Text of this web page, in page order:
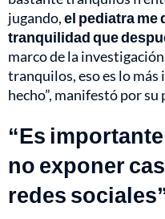
jugando,el pediatra me
tranquilidad que
marco de la
tranquilos, eso es lo
hecho”, manifestó por
“Es
no exponer
redes